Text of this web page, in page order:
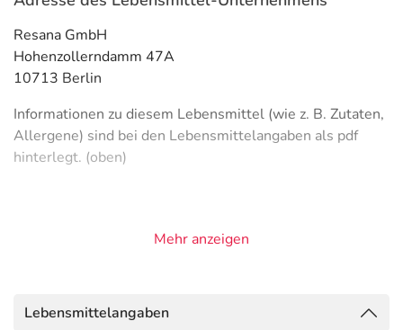
Resana GmbH
Hohenzollerndamm 47A
10713 Berlin
Informationen zu diesem Lebensmittel (wie z. B. Zutaten,
Allergene) sind bei den Lebensmittelangaben als pdf
hinterlegt. (oben)
Mehr anzeigen
Lebensmittelangaben